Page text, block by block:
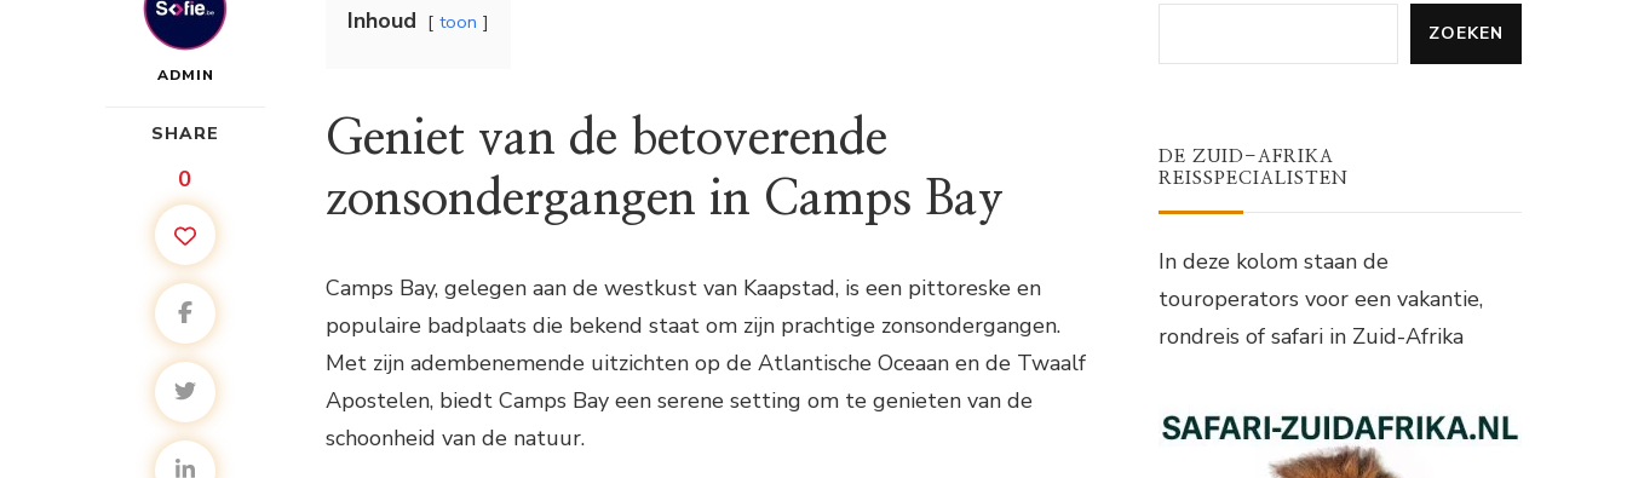
ADMIN
SHARE
0
Inhoud toon
Geniet van de betoverende
zonsondergangen in Camps Bay
Camps Bay, gelegen aan de westkust van Kaapstad, is een pittoreske en
populaire badplaats die bekend staat om zijn prachtige zonsondergangen.
Met zijn adembenemende uitzichten op de Atlantische Oceaan en de Twaalf
Apostelen, biedt Camps Bay een serene setting om te genieten van de
schoonheid van de natuur.
ZOEKEN
DE ZUID-AFRIKA
REISSPECIALISTEN
In deze kolom staan de
touroperators voor een vakantie,
rondreis of safari in Zuid-Afrika